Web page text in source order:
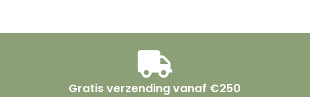
Gratis verzending vanaf €250